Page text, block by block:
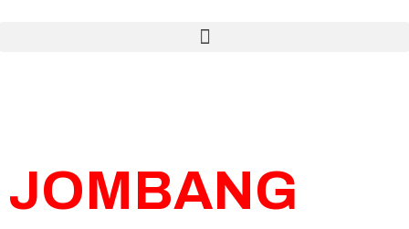
JOMBANG